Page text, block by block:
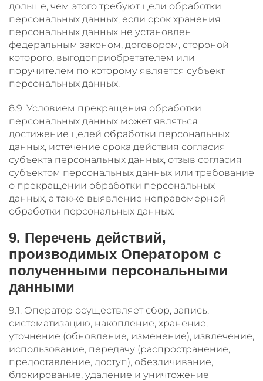
дольше, чем этого требуют цели обработки
персональных данных, если срок хранения
персональных данных не установлен
федеральным законом, договором, стороной
которого, выгодоприобретателем или
поручителем по которому является субъект
персональных данных.
8.9. Условием прекращения обработки
персональных данных может являться
достижение целей обработки персональных
данных, истечение срока действия согласия
субъекта персональных данных, отзыв согласия
субъектом персональных данных или требование
о прекращении обработки персональных
данных, а также выявление неправомерной
обработки персональных данных.
9. Перечень действий,
производимых Оператором с
полученными персональными
данными
9.1. Оператор осуществляет сбор, запись,
систематизацию, накопление, хранение,
уточнение (обновление, изменение), извлечение,
использование, передачу (распространение,
предоставление, доступ), обезличивание,
блокирование, удаление и уничтожение